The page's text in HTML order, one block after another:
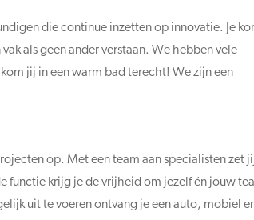
die continue inzetten op innovatie. Je
als geen ander verstaan. We hebben vele
jij in een warm bad terecht! We zijn een
op. Met een team aan specialisten zet
functie krijg je de vrijheid om jezelf én jouw
uit te voeren ontvang je een auto, mobiel